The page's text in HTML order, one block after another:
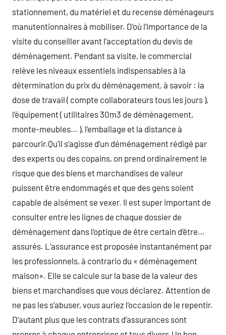
stationnement, du matériel et du recense déménageurs
manutentionnaires à mobiliser. D’où l’importance de la
visite du conseiller avant l’acceptation du devis de
déménagement. Pendant sa visite, le commercial
relève les niveaux essentiels indispensables à la
détermination du prix du déménagement, à savoir : la
dose de travail ( compte collaborateurs tous les jours ),
l’équipement ( utilitaires 30m3 de déménagement,
monte-meubles… ), l’emballage et la distance à
parcourir.Qu’il s’agisse d’un déménagement rédigé par
des experts ou des copains, on prend ordinairement le
risque que des biens et marchandises de valeur
puissent être endommagés et que des gens soient
capable de aisément se vexer. Il est super important de
consulter entre les lignes de chaque dossier de
déménagement dans l’optique de être certain d’être…
assurés. L’assurance est proposée instantanément par
les professionnels, à contrario du « déménagement
maison». Elle se calcule sur la base de la valeur des
biens et marchandises que vous déclarez. Attention de
ne pas les s’abuser, vous auriez l’occasion de le repentir.
D’autant plus que les contrats d’assurances sont